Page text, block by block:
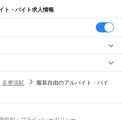
ト・バイト求人情報
多摩境駅
服装自由のアルバイト・バイ